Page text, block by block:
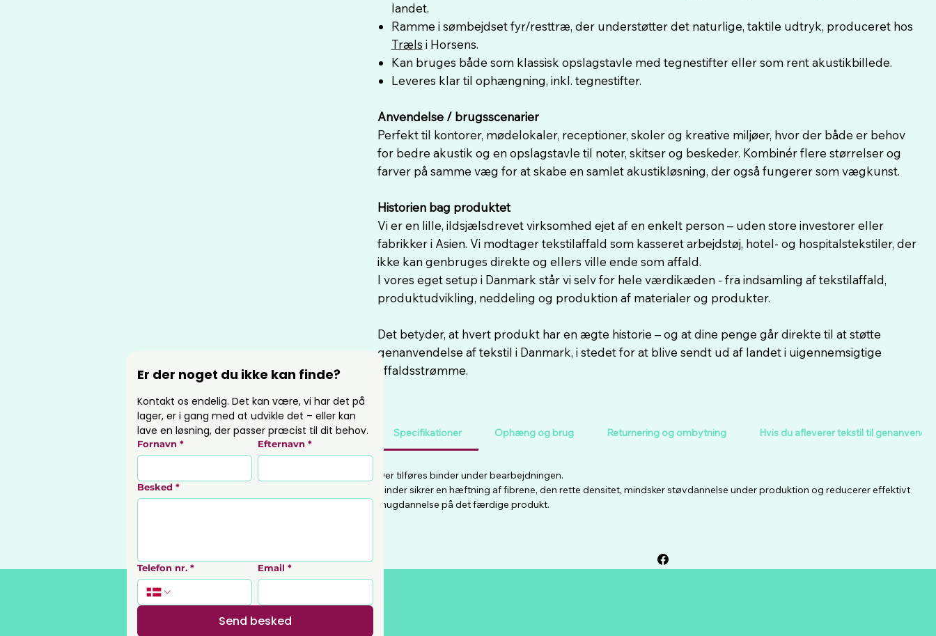
landet.
Ramme i sømbejdset fyr/resttræ, der understøtter det naturlige, taktile udtryk, produceret hos
Træls i Horsens.
Kan bruges både som klassisk opslagstavle med tegnestifter eller som rent akustikbillede.
Leveres klar til ophængning, inkl. tegnestifter.
Anvendelse / brugsscenarier
Perfekt til kontorer, mødelokaler, receptioner, skoler og kreative miljøer, hvor der både er behov
for bedre akustik og en opslagstavle til noter, skitser og beskeder. Kombinér flere størrelser og
farver på samme væg for at skabe en samlet akustikløsning, der også fungerer som vægkunst.
Historien bag produktet
Vi er en lille, ildsjælsdrevet virksomhed ejet af en enkelt person – uden store investorer eller
fabrikker i Asien. Vi modtager tekstilaffald som kasseret arbejdstøj, hotel- og hospitalstekstiler, der
ikke kan genbruges direkte og ellers ville ende som affald.
I vores eget setup i Danmark står vi selv for hele værdikæden - fra indsamling af tekstilaffald,
produktudvikling, neddeling og produktion af materialer og produkter.
Det betyder, at hvert produkt har en ægte historie – og at dine penge går direkte til at støtte
genanvendelse af tekstil i Danmark, i stedet for at blive sendt ud af landet i uigennemsigtige
affaldsstrømme.
Specifikationer Ophæng og brug Returnering og ombytning Hvis du afleverer tekstil til
Der tilføres binder under bearbejdningen.
Binder sikrer en hæftning af fibrene, den rette densitet, mindsker støvdannelse under produktion og reducerer effektivt
fnugdannelse på det færdige produkt.
Er der noget du ikke kan finde?
Kontakt os endelig. Det kan være, vi har det på
lager, er i gang med at udvikle det – eller kan
lave en løsning, der passer præcist til dit behov.
Fornavn * Efternavn *
Besked *
Telefon nr. * Email *
Send besked